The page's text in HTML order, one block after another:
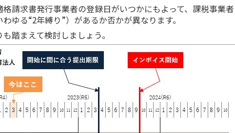
格請求書発行事業者の登録日がいつかにもよって、課税事業者
ゆる“2年縛り”）があるか否かが異なります。
踏まえて検討しましょう。